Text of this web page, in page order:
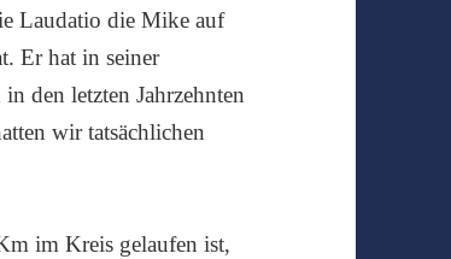
Laudatio die Mike auf
Er hat in seiner
den letzten Jahrzehnten
wir tatsächlichen
im Kreis gelaufen ist,